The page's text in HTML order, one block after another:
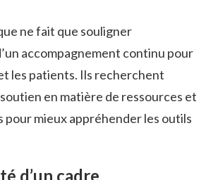
ne fait que souligner
accompagnement continu pour
les patients. Ils recherchent
en matière de ressources et
pour mieux appréhender les outils
d’un cadre